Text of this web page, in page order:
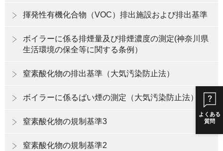
よくある
質問
揮発性有機化合物（VOC）排出施設および排出基準
ボイラーに係る排煙量及び排煙濃度の測定(神奈川県
生活環境の保全等に関する条例）
窒素酸化物の排出基準（大気汚染防止法）
ボイラーに係るばい煙の測定（大気汚染防止法）
窒素酸化物の規制基準3
窒素酸化物の規制基準2